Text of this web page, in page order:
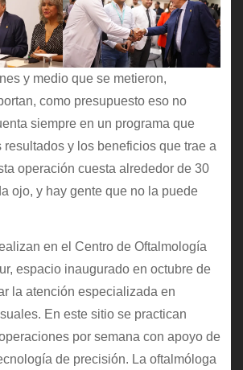
y medio que se metieron,
como presupuesto eso no
siempre en un programa que
resultados y los beneficios que trae a
operación cuesta alrededor de 30
ojo, y hay gente que no la puede
en el Centro de Oftalmología
espacio inaugurado en octubre de
la atención especializada en
En este sitio se practican
por semana con apoyo de
de precisión. La oftalmóloga